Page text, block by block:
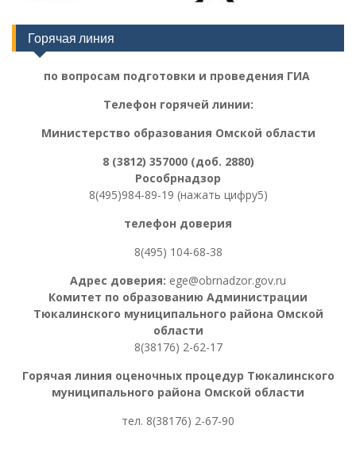
Горячая линия
по вопросам подготовки и проведения ГИА
Телефон горячей линии:
Министерство образования Омской области
8 (3812) 357000 (доб. 2880)
Рособрнадзор
8(495)984-89-19 (нажать цифру5)
телефон доверия
8(495) 104-68-38
Адрес доверия: ege@obrnadzor.gov.ru
Комитет по образованию Администрации
Тюкалинского муниципального района Омской
области
8(38176) 2-62-17
Горячая линия оценочных процедур Тюкалинского
муниципального района Омской области
тел. 8(38176) 2-67-90